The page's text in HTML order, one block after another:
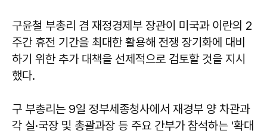
구윤철 부총리 겸 재정경제부 장관이 미국과 이란의 2
주간 휴전 기간을 최대한 활용해 전쟁 장기화에 대비
하기 위한 추가 대책을 선제적으로 검토할 것을 지시
했다.
구 부총리는 9일 정부세종청사에서 재경부 양 차관과
각 실·국장 및 총괄과장 등 주요 간부가 참석하는 '확대